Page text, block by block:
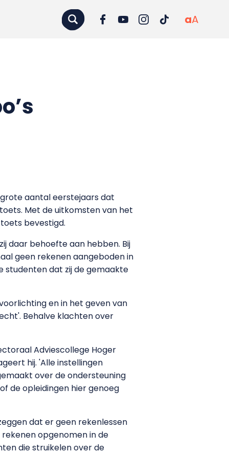
aA
aantal eerstejaars dat
Met de uitkomsten van het
bevestigd.
daar behoefte aan hebben. Bij
geen rekenen aangeboden in
studenten dat zij de gemaakte
en in het geven van
Behalve klachten over
Adviescollege Hoger
hij. 'Alle instellingen
over de ondersteuning
de opleidingen hier genoeg
dat er geen rekenlessen
opgenomen in de
die struikelen over de